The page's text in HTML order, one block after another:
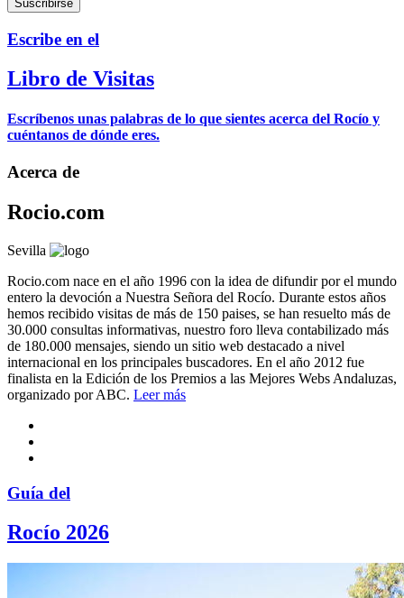
Escribe en el
Libro de Visitas
Escríbenos unas palabras de lo que sientes acerca del Rocío y
cuéntanos de dónde eres.
Acerca de
Rocio.com
Sevilla
Rocio.com nace en el año 1996 con la idea de difundir por el mundo
entero la devoción a Nuestra Señora del Rocío. Durante estos años
hemos recibido visitas de más de 150 paises, se han resuelto más de
30.000 consultas informativas, nuestro foro lleva contabilizado más
de 180.000 mensajes, siendo un sitio web destacado a nivel
internacional en los principales buscadores. En el año 2012 fue
finalista en la Edición de los Premios a las Mejores Webs Andaluzas,
organizado por ABC. Leer más
Guía del
Rocío 2026